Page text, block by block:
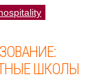
ШКОЛЫ